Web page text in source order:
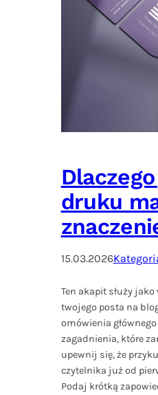
druku
15.03.2026
Ten akapit służy
twojego posta na
omówienia
zagadnienia, które
upewnij się, że
czytelnika już od
Podaj krótką